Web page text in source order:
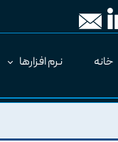
خانه نرم افزارها